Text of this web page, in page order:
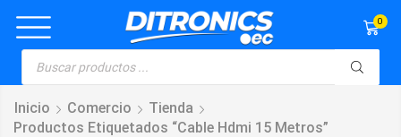
0
Inicio Comercio
Tienda
Productos Etiquetados “cable Hdmi 15 Metros”